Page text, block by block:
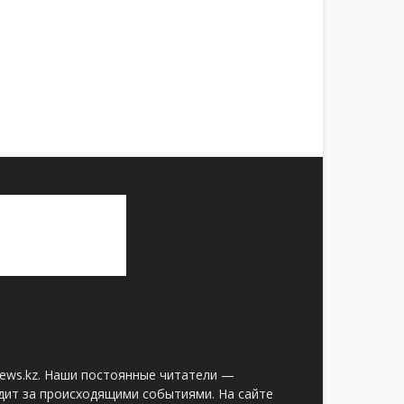
Наши постоянные читатели —
за происходящими событиями. На сайте